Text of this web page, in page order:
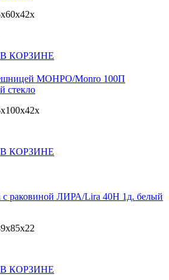
В КОРЗИНЕ
МОНРО/Monro 100П
стекло
В КОРЗИНЕ
с раковиной ЛИРА/Lira 40Н 1д. белый
В КОРЗИНЕ